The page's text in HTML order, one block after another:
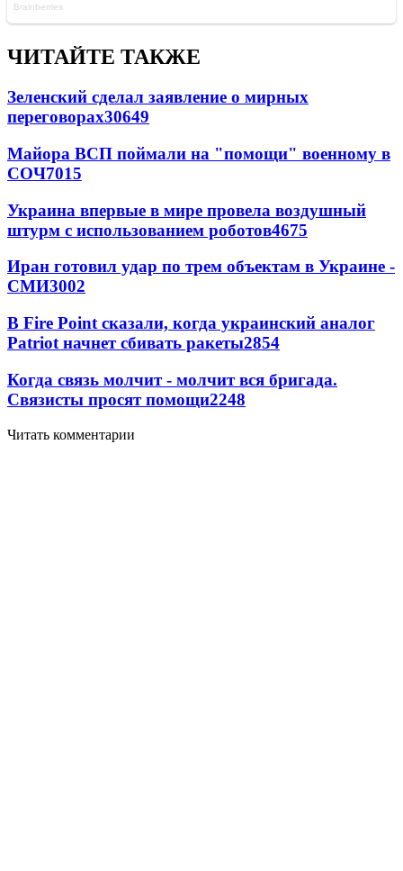
ЧИТАЙТЕ ТАКЖЕ
Зеленский сделал заявление о мирных
переговорах30649
Майора ВСП поймали на "помощи" военному в
СОЧ7015
Украина впервые в мире провела воздушный
штурм с использованием роботов4675
Иран готовил удар по трем объектам в Украине -
СМИ3002
В Fire Point сказали, когда украинский аналог
Patriot начнет сбивать ракеты2854
Когда связь молчит - молчит вся бригада.
Связисты просят помощи2248
Читать комментарии